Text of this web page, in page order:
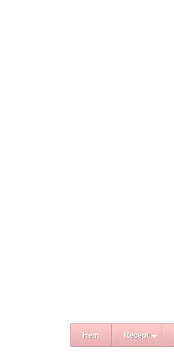
Hem Recept